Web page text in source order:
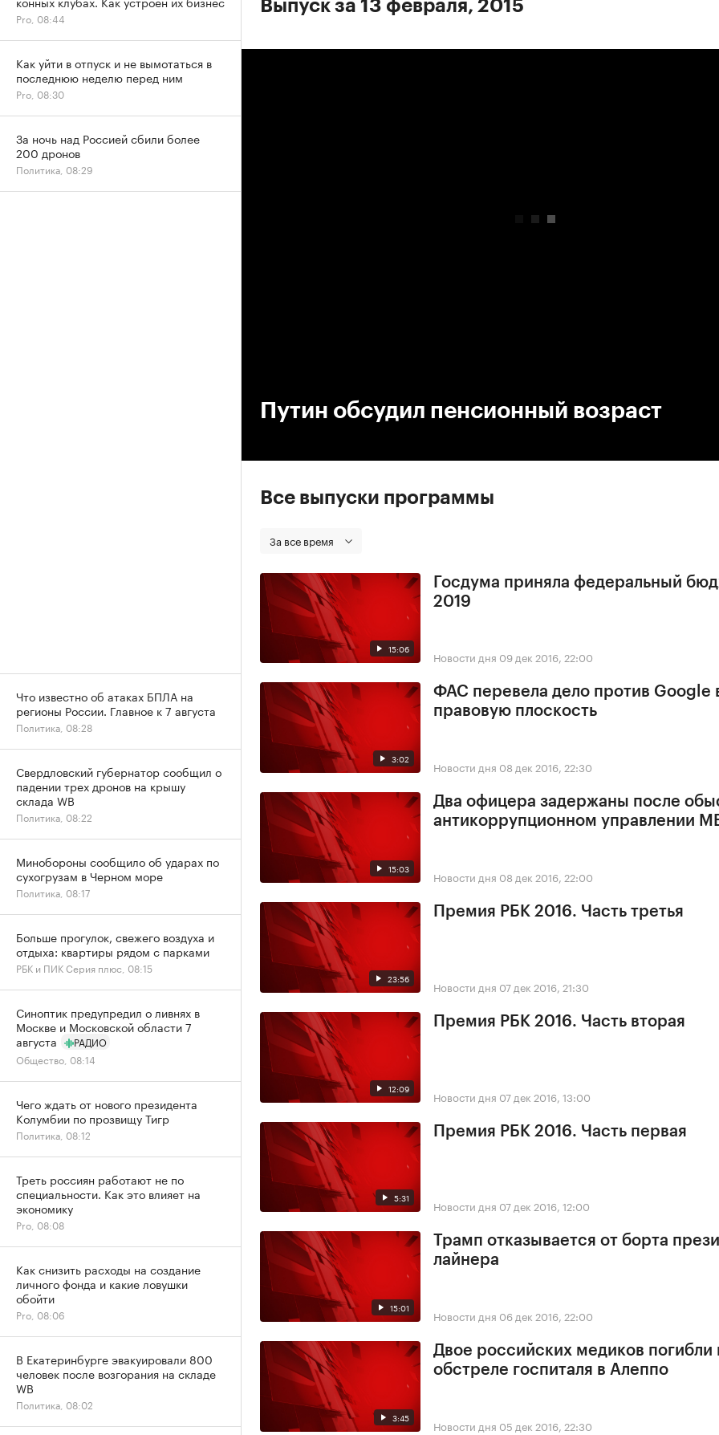
Выпуск за 13 февраля, 2015
Путин обсудил пенсионный возраст
Все выпуски программы
За все время
15:06
Госдума приняла федеральный
2019
Новости дня 09 дек 2016, 22:00
3:02
ФАС перевела дело против Google
правовую плоскость
Новости дня 08 дек 2016, 22:30
15:03
Два офицера задержаны после
антикоррупционном управлении
Новости дня 08 дек 2016, 22:00
23:56
Премия РБК 2016. Часть третья
Новости дня 07 дек 2016, 21:30
12:09
Премия РБК 2016. Часть вторая
Новости дня 07 дек 2016, 13:00
5:31
Премия РБК 2016. Часть первая
Новости дня 07 дек 2016, 12:00
15:01
Трамп отказывается от борта
лайнера
Новости дня 06 дек 2016, 22:00
3:45
Двое российских медиков погибли
обстреле госпиталя в Алеппо
Новости дня 05 дек 2016, 22:30
Pro, 08:44
Как уйти в отпуск и не вымотаться в
последнюю неделю перед ним
Pro, 08:30
За ночь над Россией сбили более
200 дронов
Политика, 08:29
Что известно об атаках БПЛА на
регионы России. Главное к 7 августа
Политика, 08:28
Свердловский губернатор сообщил о
падении трех дронов на крышу
склада WB
Политика, 08:22
Минобороны сообщило об ударах по
сухогрузам в Черном море
Политика, 08:17
Больше прогулок, свежего воздуха и
отдыха: квартиры рядом с парками
РБК и ПИК Серия плюс, 08:15
Синоптик предупредил о ливнях в
Москве и Московской области 7
августа
РАДИО
Общество, 08:14
Чего ждать от нового президента
Колумбии по прозвищу Тигр
Политика, 08:12
Треть россиян работают не по
специальности. Как это влияет на
экономику
Pro, 08:08
Как снизить расходы на создание
личного фонда и какие ловушки
обойти
Pro, 08:06
В Екатеринбурге эвакуировали 800
человек после возгорания на складе
WB
Политика, 08:02